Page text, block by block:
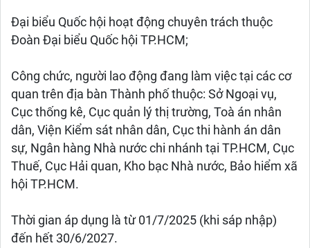
Đại biểu Quốc hội hoạt động chuyên trách thuộc
Đoàn Đại biểu Quốc hội TP.HCM;
Công chức, người lao động đang làm việc tại các cơ
quan trên địa bàn Thành phố thuộc: Sở Ngoại vụ,
Cục thống kê, Cục quản lý thị trường, Toà án nhân
dân, Viện Kiểm sát nhân dân, Cục thi hành án dân
sự, Ngân hàng Nhà nước chi nhánh tại TP.HCM, Cục
Thuế, Cục Hải quan, Kho bạc Nhà nước, Bảo hiểm xã
hội TP.HCM.
Thời gian áp dụng là từ 01/7/2025 (khi sáp nhập)
đến hết 30/6/2027.